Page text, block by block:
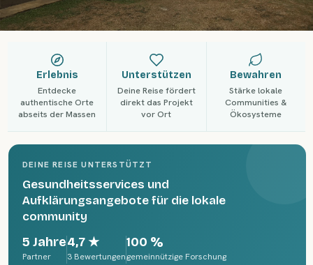
Erlebnis
Entdecke
authentische Orte
abseits der Massen
Unterstützen
Deine Reise fördert
direkt das Projekt
vor Ort
Bewahren
Stärke lokale
Communities &
Ökosysteme
DEINE REISE UNTERSTÜTZT
Gesundheitsservices und
Aufklärungsangebote für die lokale
community
5 Jahre
Partner
4,7★
3 Bewertungen
100 %
gemeinnützige Forschung